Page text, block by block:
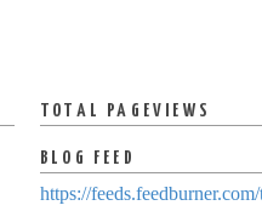
TOTAL PAGEVIEWS
BLOG FEED
https://